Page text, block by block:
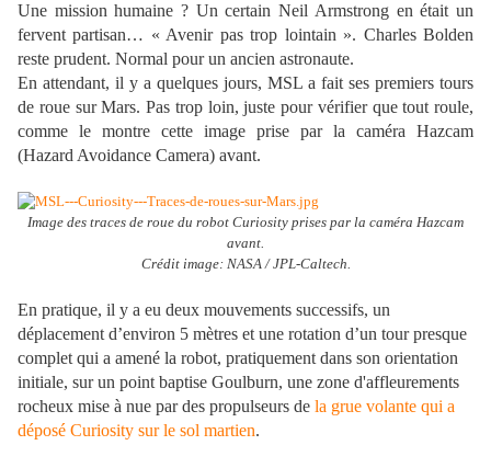
Une mission humaine ? Un certain Neil Armstrong en était un
fervent partisan… « Avenir pas trop lointain ». Charles Bolden
reste prudent. Normal pour un ancien astronaute.
En attendant, il y a quelques jours, MSL a fait ses premiers tours
de roue sur Mars. Pas trop loin, juste pour vérifier que tout roule,
comme le montre cette image prise par la caméra Hazcam
(Hazard Avoidance Camera) avant.
Image des traces de roue du robot Curiosity prises par la caméra Hazcam
avant.
Crédit image: NASA / JPL-Caltech.
En pratique, il y a eu deux mouvements successifs, un
déplacement d’environ 5 mètres et une rotation d’un tour presque
complet qui a amené la robot, pratiquement dans son orientation
initiale, sur un point baptise Goulburn, une zone d'affleurements
rocheux mise à nue par des propulseurs de la grue volante qui a
déposé Curiosity sur le sol martien.